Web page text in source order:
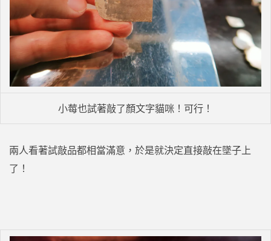
小莓也試著敲了顏文字貓咪！可行！
兩人看著試敲品都相當滿意，於是就決定直接敲在墜子上
了！